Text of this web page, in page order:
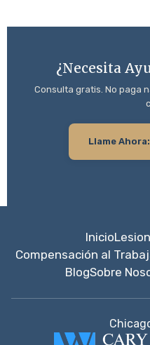
¿Necesita
Consulta gratis. No paga
Llame
Inicio
Compensación al
BlogSobre